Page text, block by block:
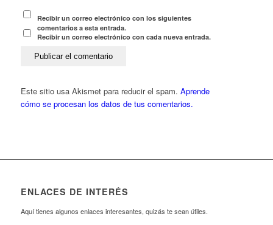
Recibir un correo electrónico con los siguientes
comentarios a esta entrada.
Recibir un correo electrónico con cada nueva entrada.
Este sitio usa Akismet para reducir el spam. Aprende
cómo se procesan los datos de tus comentarios.
ENLACES DE INTERÉS
Aquí tienes algunos enlaces interesantes, quizás te sean útiles.